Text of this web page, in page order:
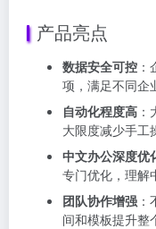
产品亮点
数据安全可控
项，满足不同企
自动化程度高
大限度减少手工
中文办公深度优
专门优化，理解
团队协作增强
间和模板提升整